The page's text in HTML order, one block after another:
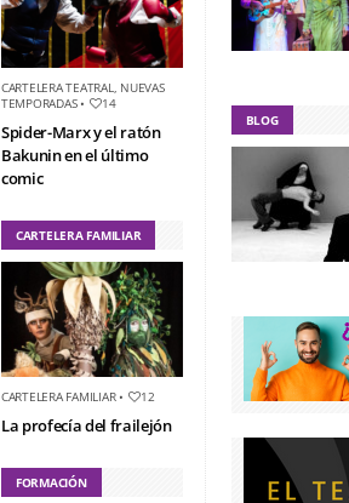
CARTELERA TEATRAL, NUEVAS
TEMPORADAS• 14
Spider-Marx y el ratón
Bakunin en el último
comic
CARTELERA FAMILIAR
CARTELERA FAMILIAR• 12
La profecía del frailejón
FORMACIÓN
BLOG